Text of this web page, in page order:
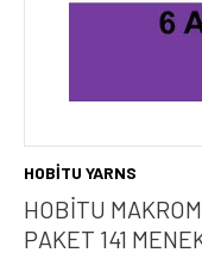
HOBİTU YARNS
HOBİTU
PAKET 141